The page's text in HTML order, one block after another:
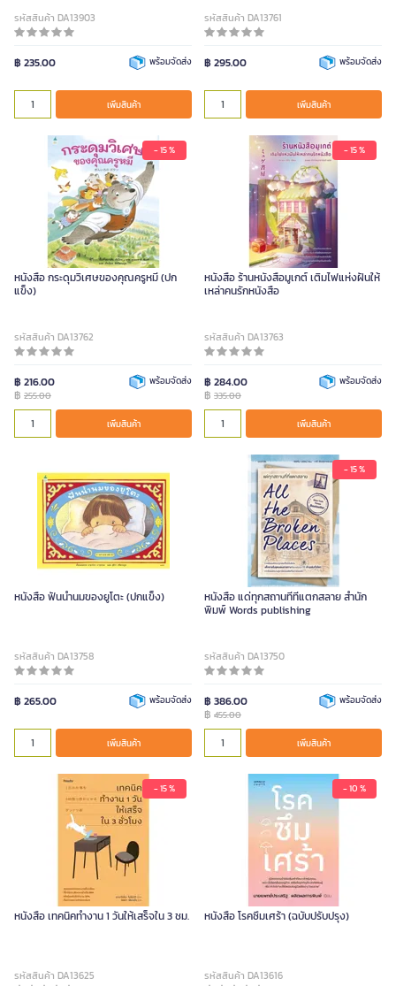
รหัสสินค้า DA13903
฿ 235.00 พร้อมจัดส่ง
เพิ่มสินค้า
รหัสสินค้า DA13761
฿ 295.00 พร้อมจัดส่ง
เพิ่มสินค้า
- 15 %
หนังสือ กระดุมวิเศษของคุณครูหมี (ปก
แข็ง)
รหัสสินค้า DA13762
฿ 216.00
฿ 255.00
พร้อมจัดส่ง
เพิ่มสินค้า
- 15 %
หนังสือ ร้านหนังสือมูเกต์ เติมไฟแห่งฝันให้
เหล่าคนรักหนังสือ
รหัสสินค้า DA13763
฿ 284.00
฿ 335.00
พร้อมจัดส่ง
เพิ่มสินค้า
หนังสือ ฟันน้ำนมของยูโตะ (ปกแข็ง)
รหัสสินค้า DA13758
฿ 265.00 พร้อมจัดส่ง
เพิ่มสินค้า
- 15 %
หนังสือ แด่ทุกสถานที่ที่แตกสลาย สำนัก
พิมพ์ Words publishing
รหัสสินค้า DA13750
฿ 386.00
฿ 455.00
พร้อมจัดส่ง
เพิ่มสินค้า
- 15 %
หนังสือ เทคนิคทำงาน 1 วันให้เสร็จใน 3 ชม.
รหัสสินค้า DA13625
- 10 %
หนังสือ โรคซึมเศร้า (ฉบับปรับปรุง)
รหัสสินค้า DA13616